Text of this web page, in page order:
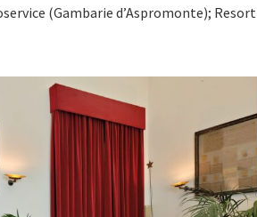
(Gambarie d’Aspromonte); Resort